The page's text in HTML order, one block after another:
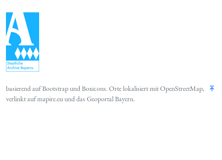
basierend aufBootstrapundBoxicons. Orte lokalisiert mitOpenStreetMap,
verlinkt aufmapire.euund das Geoportal Bayern.